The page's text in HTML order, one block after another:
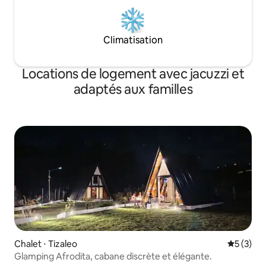
Climatisation
Locations de logement avec jacuzzi et
adaptés aux familles
Chalet ⋅ Tizaleo
5 (3)
Glamping Afrodita, cabane discrète et élégante.